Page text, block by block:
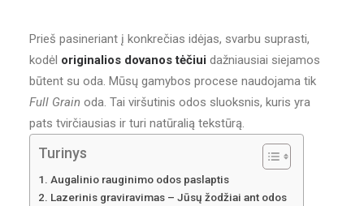
Prieš pasineriant į konkrečias idėjas, svarbu suprasti,
kodėl originalios dovanos tėčiui dažniausiai siejamos
būtent su oda. Mūsų gamybos procese naudojama tik
Full Grain oda. Tai viršutinis odos sluoksnis, kuris yra
pats tvirčiausias ir turi natūralią tekstūrą.
Turinys
Augalinio rauginimo odos paslaptis
Lazerinis graviravimas – Jūsų žodžiai ant odos